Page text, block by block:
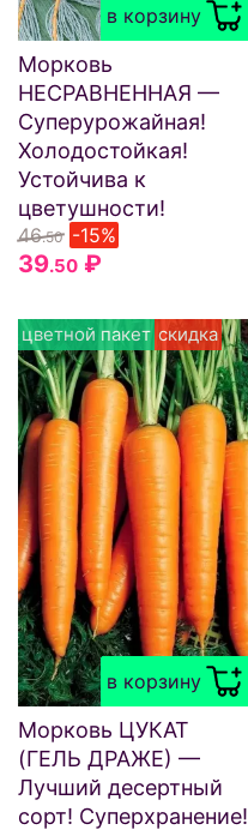
в корзину
Морковь
НЕСРАВНЕННАЯ —
Суперурожайная!
Холодостойкая!
Устойчива к
цветушности!
46.50 -15%
39.50 ₽
в корзину
цветной пакет скидка
Морковь ЦУКАТ
(ГЕЛЬ ДРАЖЕ) —
Лучший десертный
сорт! Суперхранение!